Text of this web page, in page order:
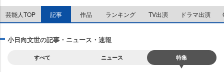
e
芸能人TOP 記事 作品 ランキング TV出演 ドラマ出演
小日向文世の記事・ニュース・速報
すべて ニュース 特集